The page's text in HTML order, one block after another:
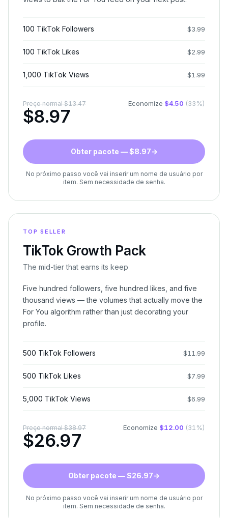
100 TikTok Followers $3.99
100 TikTok Likes $2.99
1,000 TikTok Views $1.99
Preço normal$13.47
$8.97
Economize $4.50 (33%)
Obter pacote — $8.97→
No próximo passo você vai inserir um nome de usuário por
item. Sem necessidade de senha.
TOP SELLER
TikTok Growth Pack
The mid-tier that earns its keep
Five hundred followers, five hundred likes, and five
thousand views — the volumes that actually move the
For You algorithm rather than just decorating your
profile.
500 TikTok Followers $11.99
500 TikTok Likes $7.99
5,000 TikTok Views $6.99
Preço normal$38.97
$26.97
Economize $12.00 (31 %)
Obter pacote — $26.97→
No próximo passo você vai inserir um nome de usuário por
item. Sem necessidade de senha.